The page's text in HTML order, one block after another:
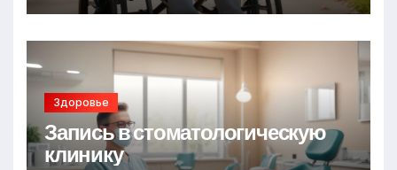
Здоровье
Запись в стоматологическую
клинику